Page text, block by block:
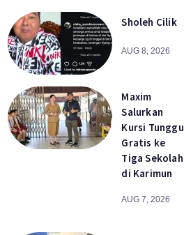
Sholeh Cilik
AUG 8, 2026
Maxim
Salurkan
Kursi Tunggu
Gratis ke
Tiga Sekolah
di Karimun
AUG 7, 2026